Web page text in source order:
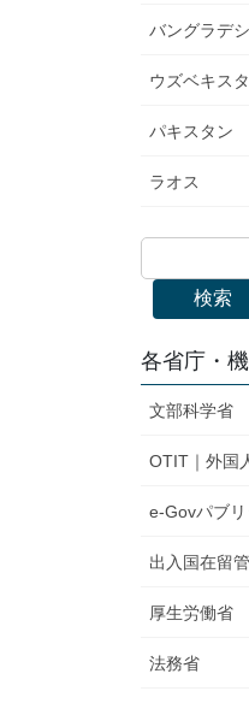
バングラデ
ウズベキス
パキスタン
ラオス
検索
各省庁・
文部科学省
OTIT｜外国
e-Govパブ
出入国在留
厚生労働省
法務省